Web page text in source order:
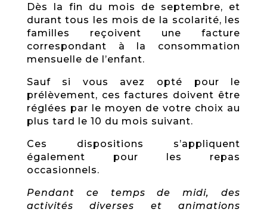
Dès la fin du mois de septembre, et
durant tous les mois de la scolarité, les
familles reçoivent une facture
correspondant à la consommation
mensuelle de l’enfant.
Sauf si vous avez opté pour le
prélèvement, ces factures doivent être
réglées par le moyen de votre choix au
plus tard le 10 du mois suivant.
Ces dispositions s’appliquent
également pour les repas
occasionnels.
Pendant ce temps de midi, des
activités diverses et animations